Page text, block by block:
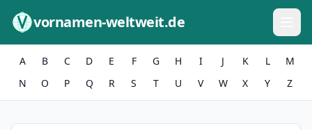
vornamen-weltweit.de
A B C D E F G H I J K L
M
N
O P Q R S T U V W X Y Z